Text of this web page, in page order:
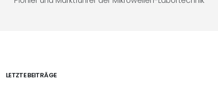
LETZTE BEITRÄGE